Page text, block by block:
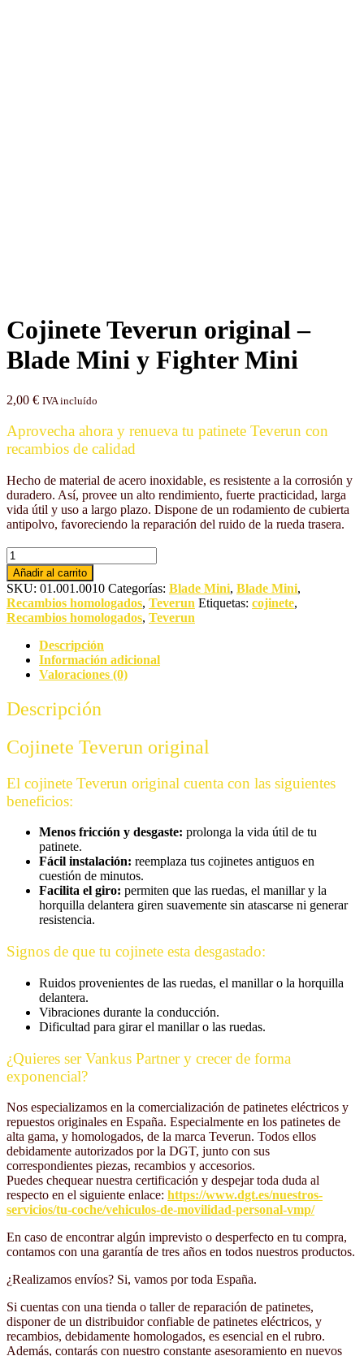
Cojinete Teverun original –
Blade Mini y Fighter Mini
2,00 € IVA incluído
Aprovecha ahora y renueva tu patinete Teverun con
recambios de calidad
Hecho de material de acero inoxidable, es resistente a la corrosión y
duradero. Así, provee un alto rendimiento, fuerte practicidad, larga
vida útil y uso a largo plazo. Dispone de un rodamiento de cubierta
antipolvo, favoreciendo la reparación del ruido de la rueda trasera.
Cojinete
Teverun
original
-
Blade
Mini
Fighter
Mini
cantidad
Añadir al carrito
SKU: 01.001.0010 Categorías: Blade Mini, Blade Mini,
Recambios homologados, Teverun Etiquetas: cojinete,
Recambios homologados, Teverun
Descripción
Información adicional
Valoraciones (0)
Descripción
Cojinete Teverun original
El cojinete Teverun original cuenta con las siguientes
beneficios:
Menos fricción y desgaste: prolonga la vida útil de tu
patinete.
Fácil instalación: reemplaza tus cojinetes antiguos en
cuestión de minutos.
Facilita el giro: permiten que las ruedas, el manillar y la
horquilla delantera giren suavemente sin atascarse ni generar
resistencia.
Signos de que tu cojinete esta desgastado:
Ruidos provenientes de las ruedas, el manillar o la horquilla
delantera.
Vibraciones durante la conducción.
Dificultad para girar el manillar o las ruedas.
¿Quieres ser Vankus Partner y crecer de forma
exponencial?
Nos especializamos en la comercialización de patinetes eléctricos y
repuestos originales en España. Especialmente en los patinetes de
alta gama, y homologados, de la marca Teverun. Todos ellos
debidamente autorizados por la DGT, junto con sus
correspondientes piezas, recambios y accesorios.
Puedes chequear nuestra certificación y despejar toda duda al
respecto en el siguiente enlace: https://www.dgt.es/nuestros-
servicios/tu-coche/vehiculos-de-movilidad-personal-vmp/
En caso de encontrar algún imprevisto o desperfecto en tu compra,
contamos con una garantía de tres años en todos nuestros productos.
¿Realizamos envíos? Si, vamos por toda España.
Si cuentas con una tienda o taller de reparación de patinetes,
disponer de un distribuidor confiable de patinetes eléctricos, y
recambios, debidamente homologados, es esencial en el rubro.
Además, contarás con nuestro constante asesoramiento en nuevos